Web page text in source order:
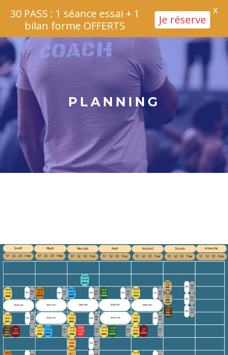
PLANNING
30 PASS : 1 séance essai + 1
bilan forme OFFERTS
Je réserve X